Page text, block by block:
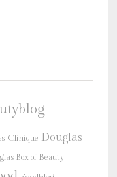
Clinique Douglas
Box of Beauty